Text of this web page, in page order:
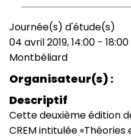
Type
de
manifestation
Journée(s) d'étude(s)
Date
(smart)
04 avril 2019, 14:00 - 18:00
Lieu
Montbéliard
Organisateur(s)
Descriptif
Cette deuxième édition
CREM intitulée